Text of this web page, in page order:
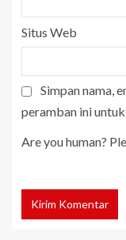
Situs Web
Simpan nama,
peramban ini
Are you human?